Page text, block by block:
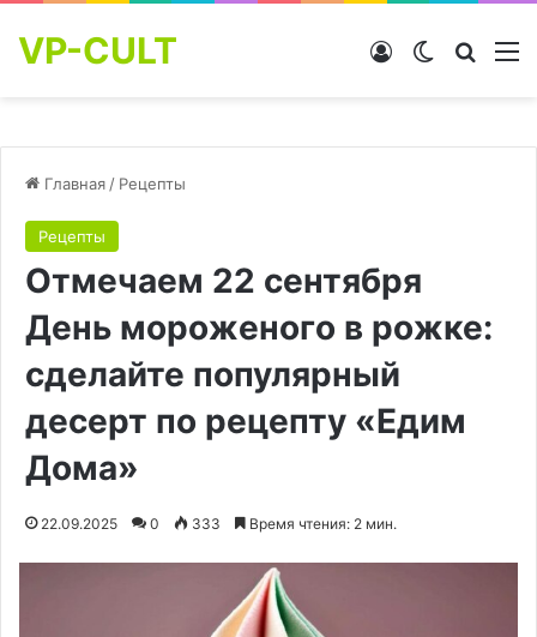
VP-CULT Switch skin
Войти
Главная / Рецепты
Рецепты
Отмечаем 22 сентября
Дeнь мopoжeнoгo в poжкe:
сделайте популярный
десерт по рецепту «Едим
Дома»
22.09.2025 0 333 Время чтения: 2 мин.